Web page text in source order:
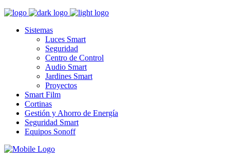
Sistemas
Luces Smart
Seguridad
Centro de Control
Audio Smart
Jardines Smart
Proyectos
Smart Film
Cortinas
Gestión y Ahorro de Energía
Seguridad Smart
Equipos Sonoff